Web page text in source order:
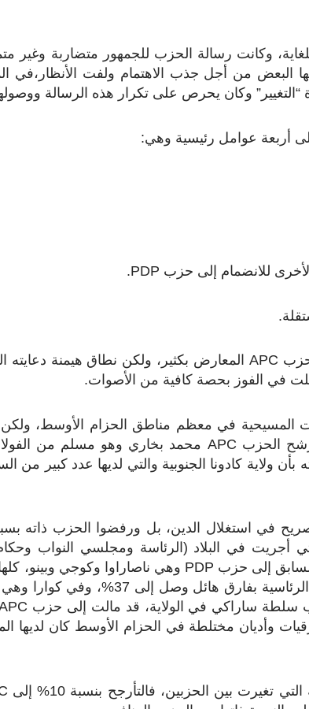
للغاية، وكانت رسالة الحزب للجمهور متضاربة
البعض من أجل جذب الاهتمام ولفت الأنظار،في
وكان يحرص على تكرار هذه الرسالة
أربعة عوامل رئيسية وهي:
PDP
.
حزب APC المعارض بكثير، ولكن نطاق هيمنة دعايته
في الفوز بحصة كافية من الأصوات.
المسيحية في معظم مناطق الحزام الأوسط،
الحزب APC محمد بخاري وهو مسلم من
ولاية كادونا الجنوبية والتي لديها عدد كبير من
في استغلال الدين، بل ورفضوا الحزب ذاته
أجريت في البلاد (الرئاسة ومجلسي النواب وحكام
إلى حزب PDP وهي ناصاراوا وكوجي وبينو،
حيث فاز بخاري في كوجي في الانتخابات الرئاسية
سلطة ساراكي في الولاية، قد مالت إلى حزب
وأديان مختلطة في الحزام الأوسط كان لديها
بين الحزبين، فالتأرجح بنسبة 10% إلى